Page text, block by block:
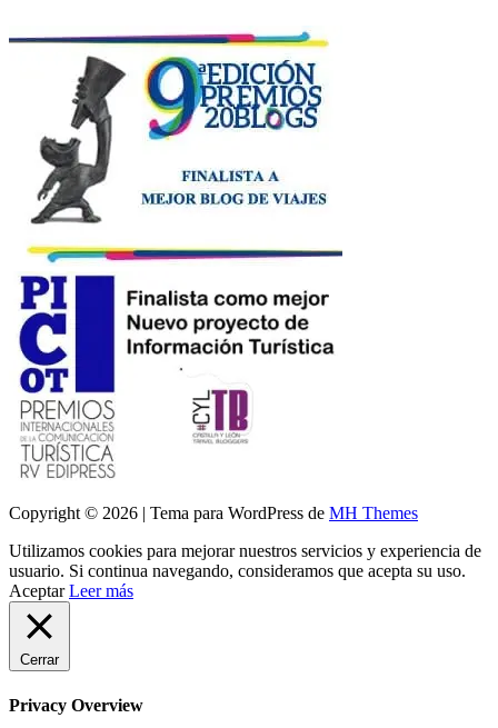
Copyright © 2026 | Tema para WordPress de MH Themes
Utilizamos cookies para mejorar nuestros servicios y experiencia de
usuario. Si continua navegando, consideramos que acepta su uso.
Aceptar Leer más
Cerrar
Privacy Overview